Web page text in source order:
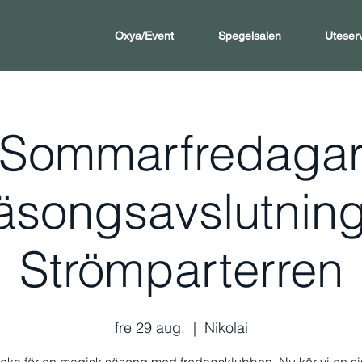
Oxya/Event Spegelsalen
Strömparterren
fre 29 aug.
  |
Nikolai